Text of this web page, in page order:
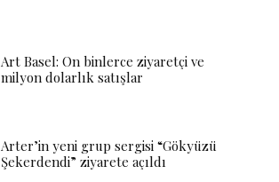
Art Basel: On binlerce ziyaretçi ve
milyon dolarlık satışlar
Arter’in yeni grup sergisi “Gökyüzü
Şekerdendi” ziyarete açıldı